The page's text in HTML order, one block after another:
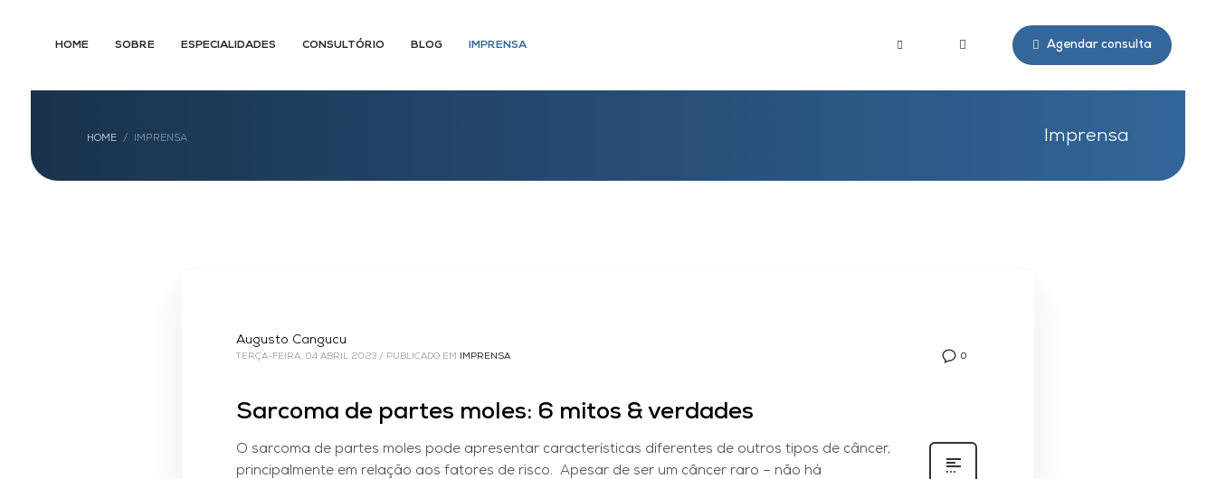
HOME SOBRE ESPECIALIDADES CONSULTÓRIO BLOG IMPRENSA Agendar consulta
HOME IMPRENSA Imprensa
0
Augusto Cangucu
TERÇA-FEIRA, 04 ABRIL 2023 / PUBLICADO EM IMPRENSA
Sarcoma de partes moles: 6 mitos & verdades
O sarcoma de partes moles pode apresentar características diferentes de outros tipos de câncer,
principalmente em relação aos fatores de risco. Apesar de ser um câncer raro – não há